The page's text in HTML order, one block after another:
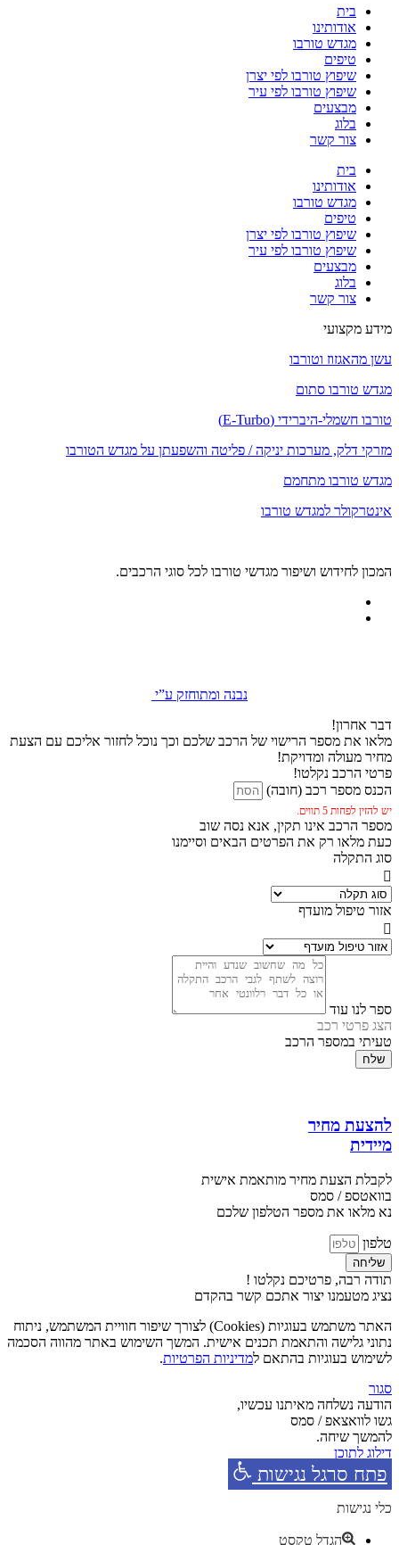
בית
אודותינו
מגדש טורבו
טיפים
שיפוץ טורבו לפי יצרן
שיפוץ טורבו לפי עיר
מבצעים
בלוג
צור קשר
בית
אודותינו
מגדש טורבו
טיפים
שיפוץ טורבו לפי יצרן
שיפוץ טורבו לפי עיר
מבצעים
בלוג
צור קשר
מידע מקצועי
עשן מהאגזוז וטורבו
מגדש טורבו סתום
טורבו חשמלי-היברידי (E-Turbo)
מזרקי דלק, מערכות יניקה / פליטה והשפעתן על מגדש הטורבו
מגדש טורבו מתחמם
אינטרקולר למגדש טורבו
המכון לחידוש ושיפור מגדשי טורבו לכל סוגי הרכבים.
נבנה ומתוחזק ע”י
דבר אחרון!
מלאו את מספר הרישוי של הרכב שלכם וכך נוכל לחזור אליכם עם הצעת
מחיר מעולה ומדויקת!
פרטי הרכב נקלטו!
הכנס מספר רכב (חובה)
יש להזין לפחות 5 תווים.
מספר הרכב אינו תקין, אנא נסה שוב
כעת מלאו רק את הפרטים הבאים וסיימנו
סוג התקלה
אזור טיפול מועדף
ספר לנו עוד
הצג פרטי רכב
טעיתי במספר הרכב
שלח
להצעת מחיר
מיידית
לקבלת הצעת מחיר מותאמת אישית
בוואטספ / סמס
נא מלאו את מספר הטלפון שלכם
טלפון
שליחה
תודה רבה, פרטיכם נקלטו !
נציג מטעמנו יצור אתכם קשר בהקדם
האתר משתמש בעוגיות (Cookies) לצורך שיפור חוויית המשתמש, ניתוח
נתוני גלישה והתאמת תכנים אישית. המשך השימוש באתר מהווה הסכמה
לשימוש בעוגיות בהתאם למדיניות הפרטיות.
סגור
הודעה נשלחה מאיתנו עכשיו,
גשו לוואצאפ / סמס
להמשך שיחה.
דילוג לתוכן
פתח סרגל נגישות
כלי נגישות
הגדל טקסט